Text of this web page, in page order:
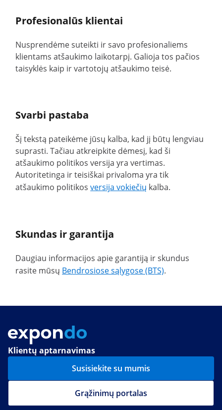
Profesionalūs klientai
Nusprendėme suteikti ir savo profesionaliems
klientams atšaukimo laikotarpį. Galioja tos pačios
taisyklės kaip ir vartotojų atšaukimo teisė.
Svarbi pastaba
Šį tekstą pateikėme jūsų kalba, kad jį būtų lengviau
suprasti. Tačiau atkreipkite dėmesį, kad ši
atšaukimo politikos versija yra vertimas.
Autoritetinga ir teisiškai privaloma yra tik
atšaukimo politikosversija vokiečių kalba.
Skundas ir garantija
Daugiau informacijos apie garantiją ir skundus
rasite mūsų Bendrosiose sąlygose (BTS).
Klientų aptarnavimas
Susisiekite su mumis
Grąžinimų portalas